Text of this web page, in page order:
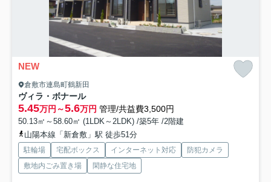
NEW
倉敷市連島町鶴新田
ヴィラ・ボナール
5.45万円～5.6万円 管理/共益費3,500円
50.13㎡～58.60㎡ (1LDK～2LDK) /築5年 /2階建
山陽本線「新倉敷」駅 徒歩51分
駐輪場 宅配ボックス インターネット対応
防犯カメラ
敷地内ごみ置き場
閑静な住宅地